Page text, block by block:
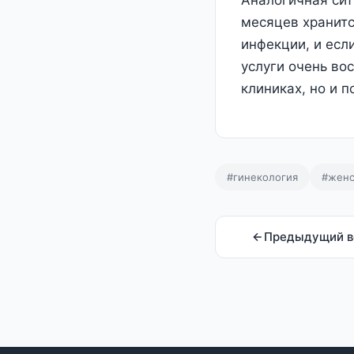
месяцев
инфекции, и
услуги очень
клиниках, но и
#гинекология
Предыдущий